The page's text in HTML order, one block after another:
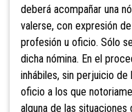
deberá acompañar una
valerse, con expresión
profesión u oficio. Sólo
dicha nómina. En el
inhábiles, sin perjuicio
oficio a los que
alguna de las